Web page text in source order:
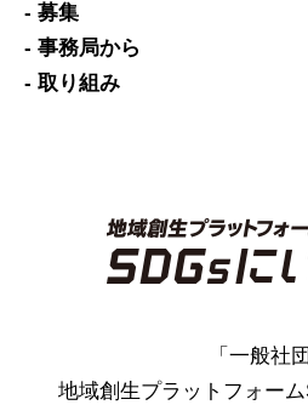
- 募集
- 事務局から
- 取り組み
「一般社
地域創生プラットフォー